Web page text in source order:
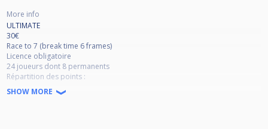
More info
ULTIMATE
30€
Race to 7 (break time 6 frames)
Licence obligatoire
24 joueurs dont 8 permanents
Répartition des points :
ULTIMATE
Forfait → 0 point
SHOW MORE